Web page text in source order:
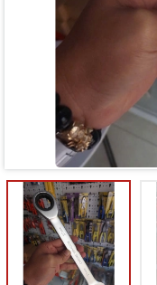
Ngày hết hạn:
Điều kiện: